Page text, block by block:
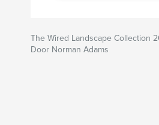
The Wired Landscape Collection
Door Norman Adams